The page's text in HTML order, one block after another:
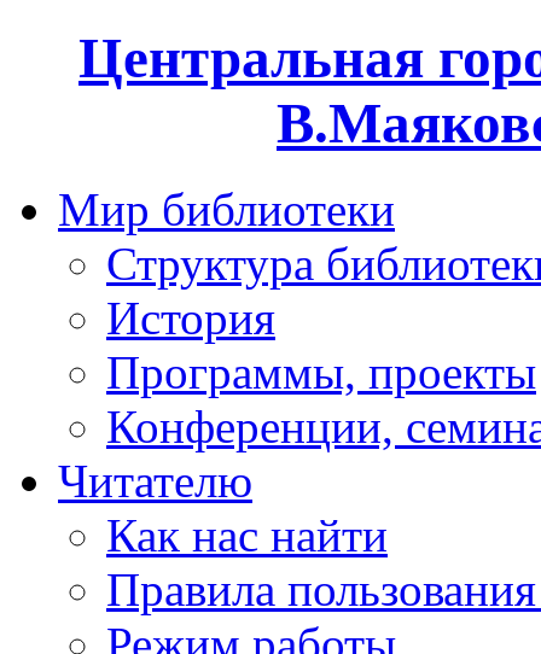
Центральная
Мир библиотеки
Структура
История
Программы, проекты
Конференции,
Читателю
Как нас найти
Правила
Режим работы